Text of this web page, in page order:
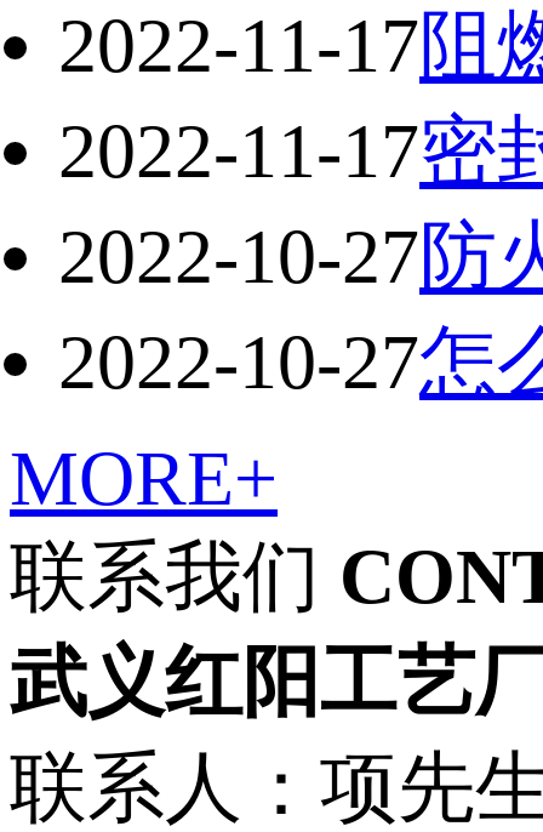
2022-11-17阻
2022-11-17密
2022-10-27防
2022-10-27怎
MORE+
联系我们
武义红阳工艺
联系人：项先